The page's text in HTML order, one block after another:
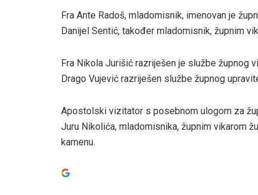
Fra Ante Radoš, mladomisnik, imenovan je
Danijel Sentić, također mladomisnik, župnim
Fra Nikola Jurišić razriješen je službe župnog
Drago Vujević razriješen službe župnog
Apostolski vizitator s posebnom ulogom za
Juru Nikolića, mladomisnika, župnim vikarom
kamenu.